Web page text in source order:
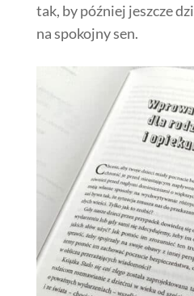
tak, by później jeszcze
na spokojny sen.